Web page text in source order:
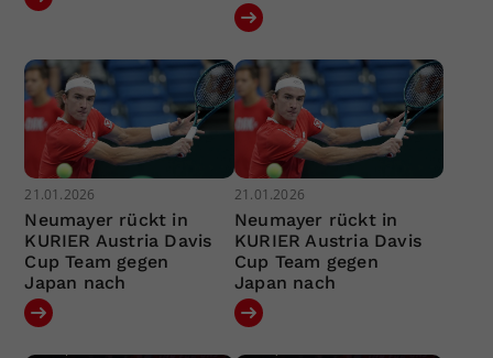
21.01.2026
Neumayer rückt in
KURIER Austria Davis
Cup Team gegen
Japan nach
21.01.2026
Neumayer rückt in
KURIER Austria Davis
Cup Team gegen
Japan nach